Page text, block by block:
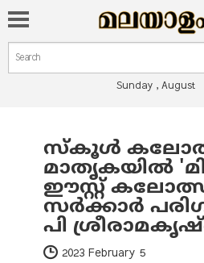
Search form
Search
Sunday , August
You are here
സ്‌കൂൾ
മാതൃകയിൽ
ഈസ്റ്റ്
സർക്കാർ
പി
2023 February 5